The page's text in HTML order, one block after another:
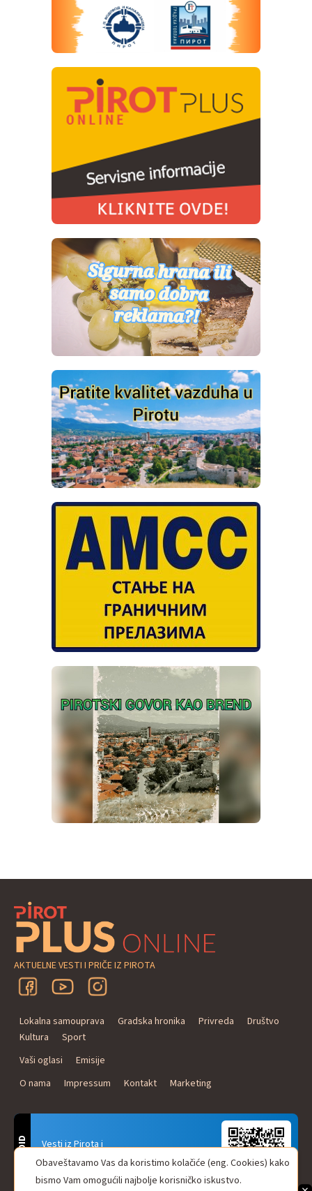
AKTUELNE VESTI I PRIČE IZ PIROTA
Lokalna samouprava Gradska hronika Privreda
Društvo
Kultura
Sport
Vaši oglasi
Emisije
O nama
Impressum Kontakt Marketing
Vesti iz Pirota i
Naxi Plus Radio
Uvek u Vašem džepu!
ANDROID Obaveštavamo Vas da koristimo kolačiće (eng. Cookies) kako
bismo Vam omogućili najbolje korisničko iskustvo.